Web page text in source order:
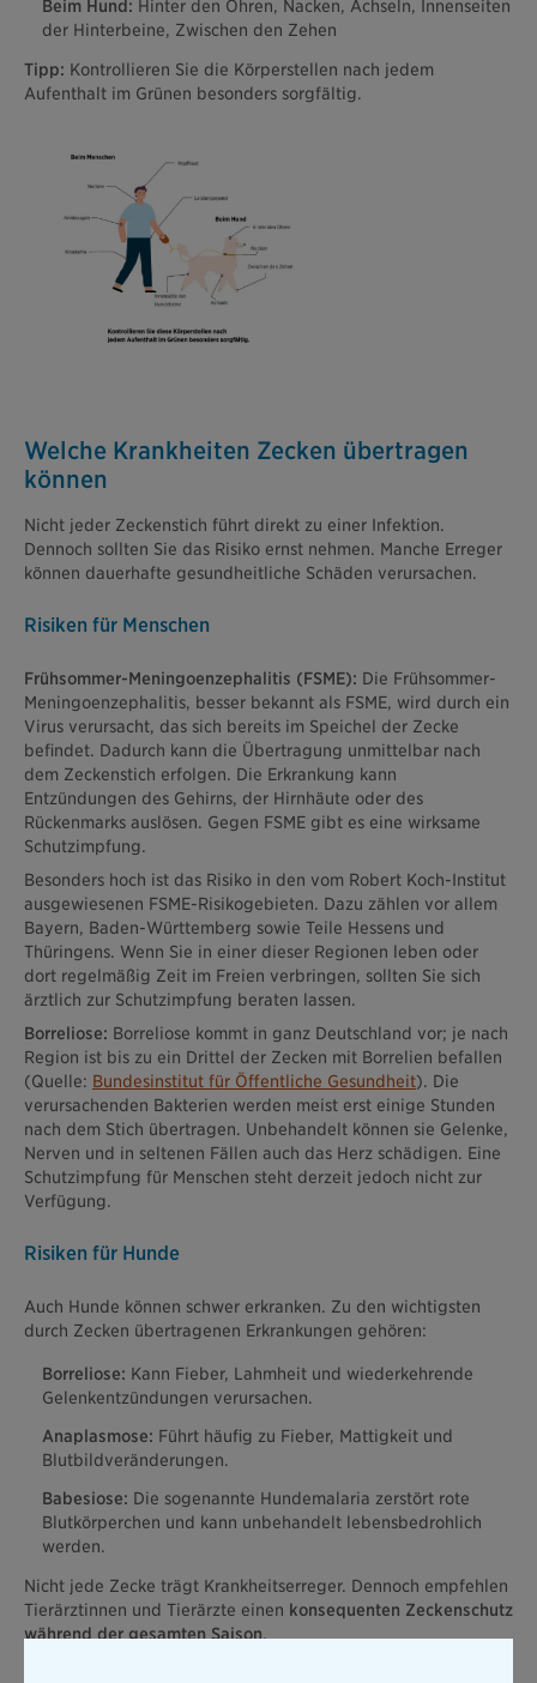
Beim Hund: Hinter den Ohren, Nacken, Achseln, Innenseiten
der Hinterbeine, Zwischen den Zehen
Tipp: Kontrollieren Sie die Körperstellen nach jedem
Aufenthalt im Grünen besonders sorgfältig.
Welche Krankheiten Zecken übertragen
können
Nicht jeder Zeckenstich führt direkt zu einer Infektion.
Dennoch sollten Sie das Risiko ernst nehmen. Manche Erreger
können dauerhafte gesundheitliche Schäden verursachen.
Risiken für Menschen
Frühsommer-Meningoenzephalitis (FSME): Die Frühsommer-
Meningoenzephalitis, besser bekannt als FSME, wird durch ein
Virus verursacht, das sich bereits im Speichel der Zecke
befindet. Dadurch kann die Übertragung unmittelbar nach
dem Zeckenstich erfolgen. Die Erkrankung kann
Entzündungen des Gehirns, der Hirnhäute oder des
Rückenmarks auslösen. Gegen FSME gibt es eine wirksame
Schutzimpfung.
Besonders hoch ist das Risiko in den vom Robert Koch-Institut
ausgewiesenen FSME-Risikogebieten. Dazu zählen vor allem
Bayern, Baden-Württemberg sowie Teile Hessens und
Thüringens. Wenn Sie in einer dieser Regionen leben oder
dort regelmäßig Zeit im Freien verbringen, sollten Sie sich
ärztlich zur Schutzimpfung beraten lassen.
Borreliose: Borreliose kommt in ganz Deutschland vor; je nach
Region ist bis zu ein Drittel der Zecken mit Borrelien befallen
(Quelle: Bundesinstitut für Öffentliche Gesundheit). Die
verursachenden Bakterien werden meist erst einige Stunden
nach dem Stich übertragen. Unbehandelt können sie Gelenke,
Nerven und in seltenen Fällen auch das Herz schädigen. Eine
Schutzimpfung für Menschen steht derzeit jedoch nicht zur
Verfügung.
Risiken für Hunde
Auch Hunde können schwer erkranken. Zu den wichtigsten
durch Zecken übertragenen Erkrankungen gehören:
Borreliose: Kann Fieber, Lahmheit und wiederkehrende
Gelenkentzündungen verursachen.
Anaplasmose: Führt häufig zu Fieber, Mattigkeit und
Blutbildveränderungen.
Babesiose: Die sogenannte Hundemalaria zerstört rote
Blutkörperchen und kann unbehandelt lebensbedrohlich
werden.
Nicht jede Zecke trägt Krankheitserreger. Dennoch empfehlen
Tierärztinnen und Tierärzte einen konsequenten Zeckenschutz
während der gesamten Saison.